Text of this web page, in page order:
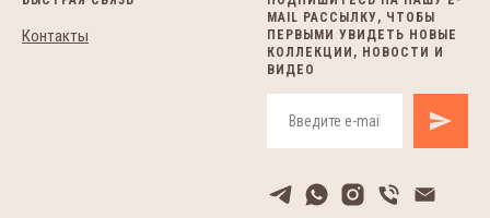
Контакты
MAIL РАССЫЛКУ, ЧТОБЫ
ПЕРВЫМИ УВИДЕТЬ НОВЫЕ
КОЛЛЕКЦИИ, НОВОСТИ И
ВИДЕО